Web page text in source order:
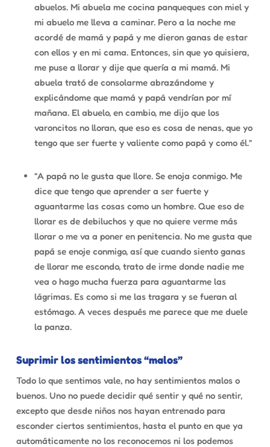
abuelos. Mi abuela me cocina panqueques con miel y
mi abuelo me lleva a caminar. Pero a la noche me
acordé de mamá y papá y me dieron ganas de estar
con ellos y en mi cama. Entonces, sin que yo quisiera,
me puse a llorar y dije que quería a mi mamá. Mi
abuela trató de consolarme abrazándome y
explicándome que mamá y papá vendrían por mí
mañana. El abuelo, en cambio, me dijo que los
varoncitos no lloran, que eso es cosa de nenas, que yo
tengo que ser fuerte y valiente como papá y como él.”
“A papá no le gusta que llore. Se enoja conmigo. Me
dice que tengo que aprender a ser fuerte y
aguantarme las cosas como un hombre. Que eso de
llorar es de debiluchos y que no quiere verme más
llorar o me va a poner en penitencia. No me gusta que
papá se enoje conmigo, así que cuando siento ganas
de llorar me escondo, trato de irme donde nadie me
vea o hago mucha fuerza para aguantarme las
lágrimas. Es como si me las tragara y se fueran al
estómago. A veces después me parece que me duele
la panza.
Suprimir los sentimientos “malos”
Todo lo que sentimos vale, no hay sentimientos malos o
buenos. Uno no puede decidir qué sentir y qué no sentir,
excepto que desde niños nos hayan entrenado para
esconder ciertos sentimientos, hasta el punto en que ya
automáticamente no los reconocemos ni los podemos